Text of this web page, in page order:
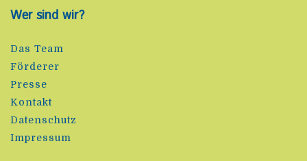
Wer sind wir?
Das Team
Förderer
Presse
Kontakt
Datenschutz
Impressum